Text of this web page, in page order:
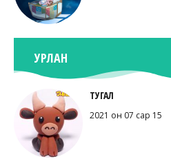
УРЛАН
ТУГАЛ
2021 он 07 сар 15